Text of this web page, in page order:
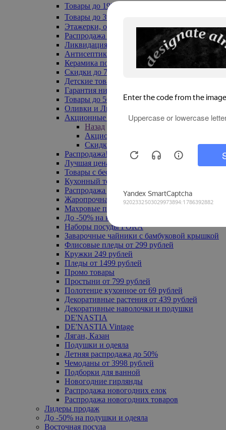
Товары до 199₽
Товары до 399₽
Этажерки, обувницы
Распродажа текстиля до -50%
Ликвидация до -70%
Антисептики
Керамика по 129 руб
Скидки до 70%
Детские товары
Гарантия низкой цены
Товары до 500 руб
Оливки и Лимоны
Акционные товары
Назад
Акционные товары
Скидка 20% по промокоду
Распродажа! Ульяновск до -70%
Лучшая цена
Товары с бесплатной доставкой
Кухонный текстиль
Распродажа до -50%
Жаропрочная посуда
Махровые полотенца
До -50% на ковры
Наборы посуды FORA
Заварочные чайники с бамбуковой крышкой
Флисовые пледы от 299 рублей
Кружки 249 рублей
Пледы от 1499 рублей
Промо товары
Простыни от 799 рублей
Полотенце кухонное от 69 рублей
Декоративные растения от 439 рублей
Декоративные наволочки и подушки
DE'NASTIA
DE'NASTIA Vintage
Ляган, Казан
Подушки и одеяла
Летняя распродажа до 50%
Чемоданы от 3998 рублей
Подборки для ванной
Новогодние гирлянды
Распродажа новогодних елок
Распродажа новогодних товаров
Лидеры продаж
До -50% на подушки и одеяла
Восточная посуда